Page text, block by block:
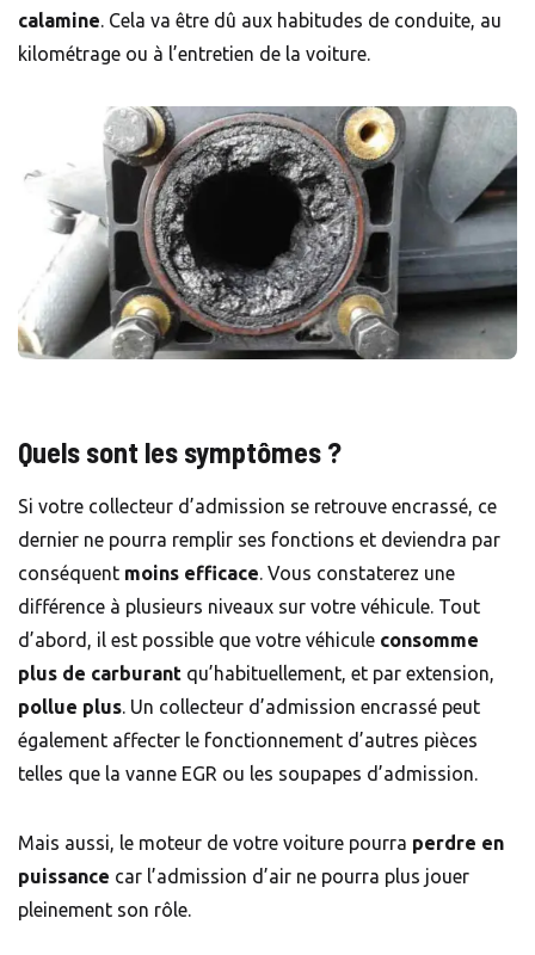
calamine. Cela va être dû aux habitudes de conduite, au
kilométrage ou à l’entretien de la voiture.
Quels sont les symptômes ?
Si votre collecteur d’admission se retrouve encrassé, ce
dernier ne pourra remplir ses fonctions et deviendra par
conséquent moins efficace. Vous constaterez une
différence à plusieurs niveaux sur votre véhicule. Tout
d’abord, il est possible que votre véhicule consomme
plus de carburant qu’habituellement, et par extension,
pollue plus. Un collecteur d’admission encrassé peut
également affecter le fonctionnement d’autres pièces
telles que la vanne EGR ou les soupapes d’admission.
Mais aussi, le moteur de votre voiture pourra perdre en
puissance car l’admission d’air ne pourra plus jouer
pleinement son rôle.